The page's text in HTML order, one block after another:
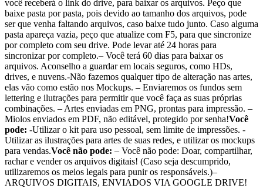
você receberá o link do drive, para baixar os arquivos. Peço que
baixe pasta por pasta, pois devido ao tamanho dos arquivos, pode
ser que venha faltando arquivos, caso baixe tudo junto. Caso alguma
pasta apareça vazia, peço que atualize com F5, para que sincronize
por completo com seu drive. Pode levar até 24 horas para
sincronizar por completo.– Você terá 60 dias para baixar os
arquivos. Aconselho a guardar em locais seguros, como HDs,
drives, e nuvens.-Não fazemos qualquer tipo de alteração nas artes,
elas vão como estão nos Mockups. – Enviaremos os fundos sem
lettering e ilutrações para permitir que você faça as suas próprias
combinações. – Artes enviadas em PNG, prontas para impressão. –
Miolos enviados em PDF, não editável, protegido por senha!Você
pode: -Utilizar o kit para uso pessoal, sem limite de impressões. -
Utilizar as ilustrações para artes de suas redes, e utilizar os mockups
para vendas.Você não pode: – Você não pode: Doar, compartilhar,
rachar e vender os arquivos digitais! (Caso seja descumprido,
utilizaremos os meios legais para punir os responsáveis.)–
ARQUIVOS DIGITAIS, ENVIADOS VIA GOOGLE DRIVE!